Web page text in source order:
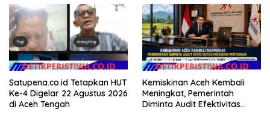
Masyarakat
Teknologi, dan Kepastian
Hukum Menuju Indonesia
Emas 2045
Satupena.co.id Tetapkan HUT
Ke-4 Digelar 22 Agustus 2026
di Aceh Tengah
Kemiskinan Aceh Kembali
Meningkat, Pemerintah
Diminta Audit Efektivitas